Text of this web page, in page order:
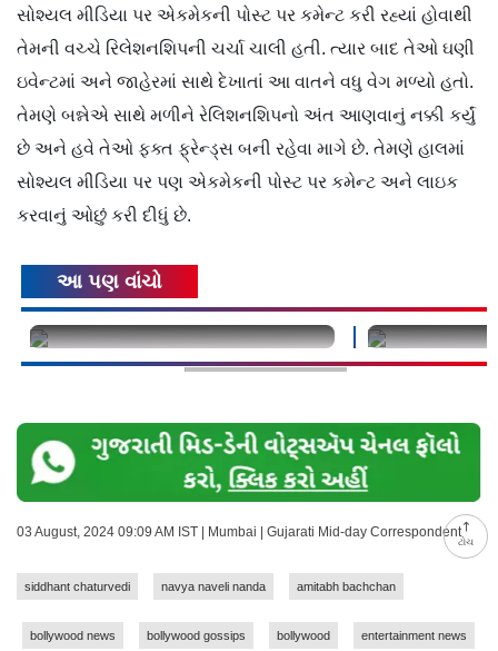
ટોચ
સોશ્યલ મીડિયા પર એકમેકની પોસ્ટ પર કમેન્ટ કરી રહ્યાં હોવાથી
તેમની વચ્ચે રિલેશનશિપની ચર્ચા ચાલી હતી. ત્યાર બાદ તેઓ ઘણી
ઇવેન્ટમાં અને જાહેરમાં સાથે દેખાતાં આ વાતને વધુ વેગ મળ્યો હતો.
તેમણે બન્નેએ સાથે મળીને રેલિશનશિપનો અંત આણવાનું નક્કી કર્યું
છે અને હવે તેઓ ફક્ત ફ્રેન્ડ્સ બની રહેવા માગે છે. તેમણે હાલમાં
સોશ્યલ મીડિયા પર પણ એકમેકની પોસ્ટ પર કમેન્ટ અને લાઇક
કરવાનું ઓછું કરી દીધું છે.
આ પણ વાંચો
undefined undefined
03 August, 2024 09:09 AM IST | Mumbai | Gujarati Mid-day Correspondent
siddhant chaturvedi navya naveli nanda amitabh bachchan
bollywood news bollywood gossips bollywood entertainment news